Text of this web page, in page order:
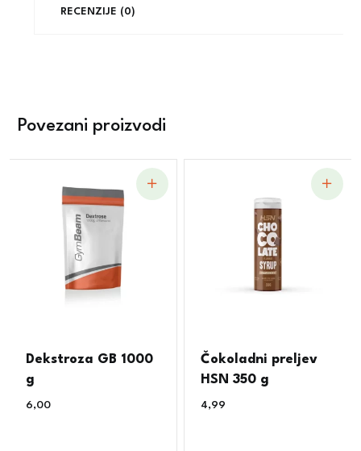
RECENZIJE (0)
Povezani proizvodi
Dekstroza GB 1000
g
6,00
Čokoladni preljev
HSN 350 g
4,99